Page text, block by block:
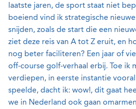
laatste jaren, de sport staat niet
boeiend vind ik strategische
snijden, zoals de start die een
ziet deze reis van A tot Z eruit, en
nog beter faciliteren? Een jaar of
off-course golf-verhaal erbij. Toe ik
verdiepen, in eerste instantie
speelde, dacht ik: wow!, dit gaat
we in Nederland ook gaan